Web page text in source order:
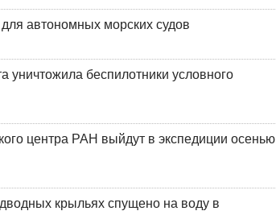
автономных морских судов
уничтожила беспилотники условного
центра РАН выйдут в экспедиции осенью
крыльях спущено на воду в